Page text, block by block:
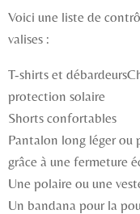
Voici une liste de
valises :
T-shirts et
protection solaire
Shorts confortables
Pantalon long léger ou
grâce à une fermeture
Une polaire ou une
Un bandana pour la